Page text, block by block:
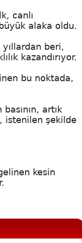
canlı
alaka oldu.
beri,
kazandırıyor.
bu noktada,
artık
istenilen şekilde
kesin